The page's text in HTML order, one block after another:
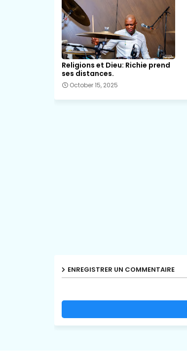
Religions et Dieu: Richie prend
ses distances.
October 15, 2025
ENREGISTRER UN COMMENTAIRE